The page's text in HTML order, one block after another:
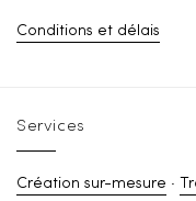
Conditions et délais
Services
Création sur-mesure ·